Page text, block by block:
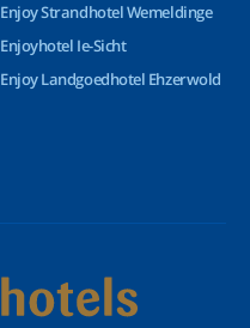
Enjoy Strandhotel Wemeldinge
Enjoyhotel Ie-Sicht
Enjoy Landgoedhotel Ehzerwold